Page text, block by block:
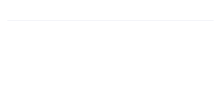
Bolivya